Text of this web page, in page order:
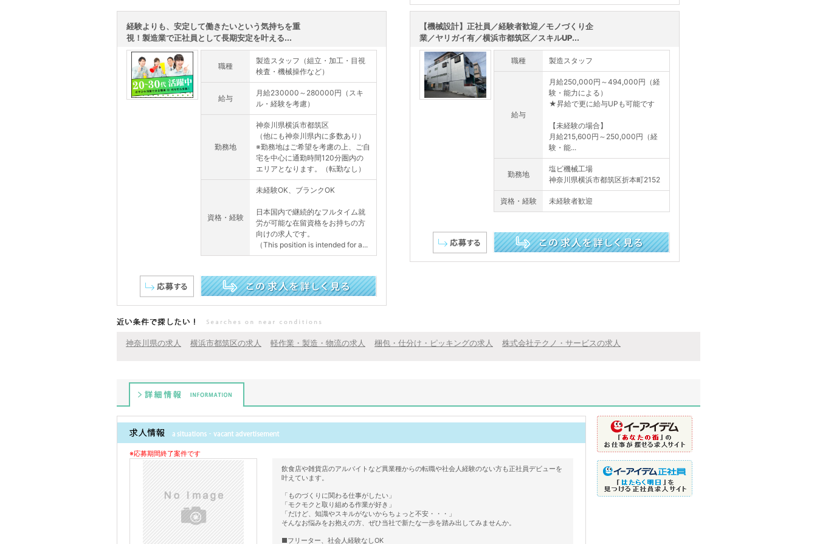
経験よりも、安定して働きたいという気持ちを重
視！製造業で正社員として長期安定を叶える...
職種
製造スタッフ（組立・加工・目視
検査・機械操作など）
給与
月給230000～280000円（スキ
ル・経験を考慮）
勤務地
神奈川県横浜市都筑区
（他にも神奈川県内に多数あり）
※勤務地はご希望を考慮の上、ご自
宅を中心に通勤時間120分圏内の
エリアとなります。（転勤なし）
資格・経験
未経験OK、ブランクOK
日本国内で継続的なフルタイム就
労が可能な在留資格をお持ちの方
向けの求人です。
（This position is intended for a...
【機械設計】正社員／経験者歓迎／モノづくり企
業／ヤリガイ有／横浜市都筑区／スキルUP...
職種 製造スタッフ
給与
月給250,000円～494,000円（経
験・能力による）
★昇給で更に給与UPも可能です
【未経験の場合】
月給215,600円～250,000円（経
験・能...
勤務地
塩ビ機械工場
神奈川県横浜市都筑区折本町2152
資格・経験 未経験者歓迎
神奈川県の求人 横浜市都筑区の求人 軽作業・製造・物流の求人 梱包・仕分け・ピッキングの求人 株式会社テクノ・サービスの求人
※応募期間終了案件です
飲食店や雑貨店のアルバイトなど異業種からの転職や社会人経験のない方も正社員デビューを
叶えています。
「ものづくりに関わる仕事がしたい」
「モクモクと取り組める作業が好き」
「だけど、知識やスキルがないからちょっと不安・・・」
そんなお悩みをお抱えの方、ぜひ当社で新たな一歩を踏み出してみませんか。
■フリーター、社会人経験なしOK